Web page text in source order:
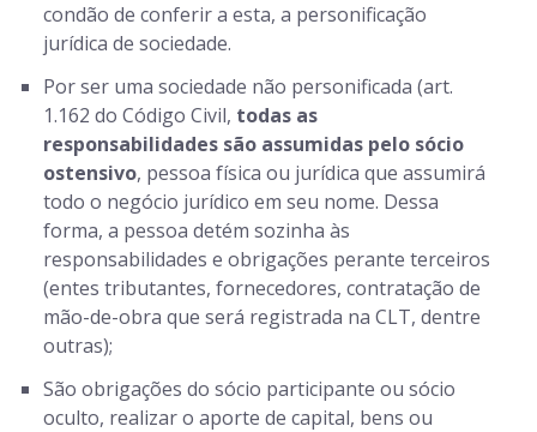
condão de conferir a esta, a personificação
jurídica de sociedade.
Por ser uma sociedade não personificada (art.
1.162 do Código Civil, todas as
responsabilidades são assumidas pelo sócio
ostensivo, pessoa física ou jurídica que assumirá
todo o negócio jurídico em seu nome. Dessa
forma, a pessoa detém sozinha às
responsabilidades e obrigações perante terceiros
(entes tributantes, fornecedores, contratação de
mão-de-obra que será registrada na CLT, dentre
outras);
São obrigações do sócio participante ou sócio
oculto, realizar o aporte de capital, bens ou